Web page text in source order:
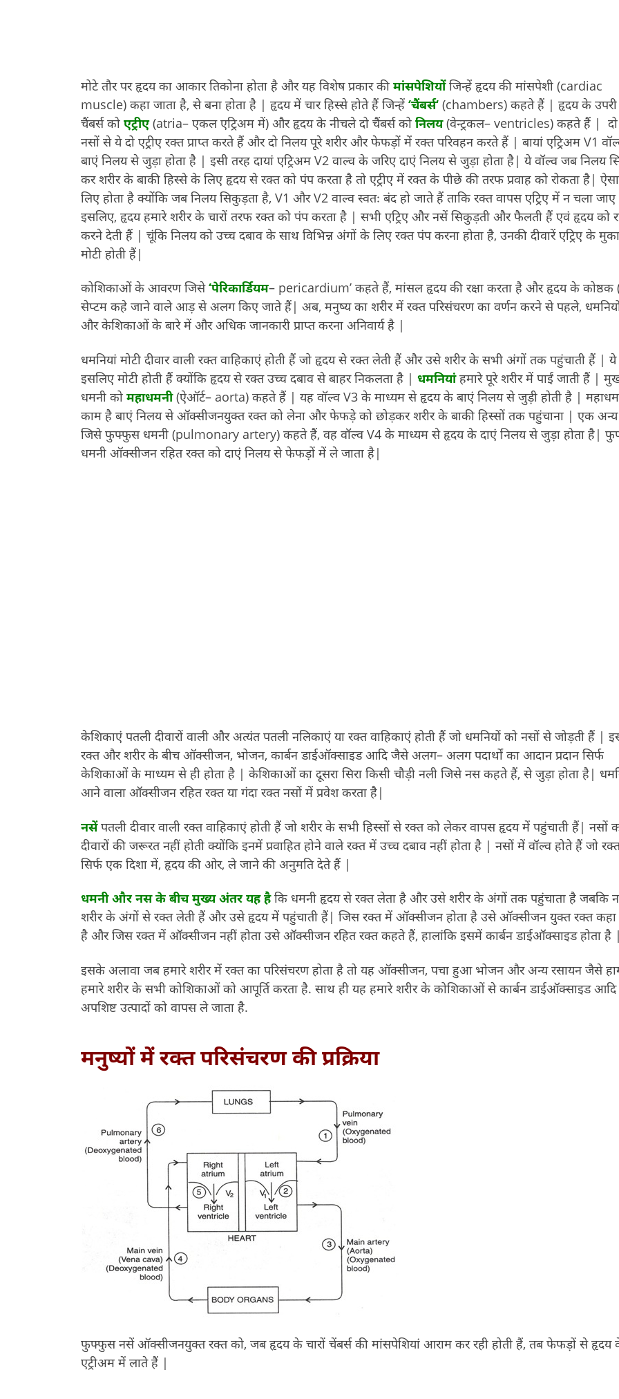
मोटे तौर पर हृदय का आकार तिकोना होता है और यह विशेष प्रकार की मांसपेशियोंजिन्हें हृदय की मांसपेशी (cardiac
muscle) कहा जाता है, से बना होता है | हृदय में चार हिस्से होते हैं जिन्हें ‘चैंबर्स‘ (chambers) कहते हैं | हृदय के उपरी
चैंबर्स को एट्रीए (atria– एकल एट्रिअम में) और हृदय के नीचले दो चैंबर्स को निलय (वेन्ट्रकल– ventricles) कहते हैं | दो
नसों से ये दो एट्रीए रक्त प्राप्त करते हैं और दो निलय पूरे शरीर और फेफड़ों में रक्त परिवहन करते हैं | बायां एट्रिअम V1
बाएं निलय से जुड़ा होता है | इसी तरह दायां एट्रिअम V2 वाल्व के जरिए दाएं निलय से जुड़ा होता है| ये वॉल्व जब निलय
कर शरीर के बाकी हिस्से के लिए हृदय से रक्त को पंप करता है तो एट्रीए में रक्त के पीछे की तरफ प्रवाह को रोकता है|
लिए होता है क्योंकि जब निलय सिकुड़ता है, V1 और V2 वाल्व स्वतः बंद हो जाते हैं ताकि रक्त वापस एट्रिए में न चला
इसलिए, हृदय हमारे शरीर के चारों तरफ रक्त को पंप करता है | सभी एट्रिए और नसें सिकुड़ती और फैलती हैं एवं हृदय को
करने देती हैं | चूंकि निलय को उच्च दबाव के साथ विभिन्न अंगों के लिए रक्त पंप करना होता है, उनकी दीवारें एट्रिए के
मोटी होती हैं|
कोशिकाओं के आवरण जिसे‘पेरिकार्डियम– pericardium’ कहते हैं, मांसल हृदय की रक्षा करता है और हृदय के कोष्ठक
सेप्टम कहे जाने वाले आड़ से अलग किए जाते हैं| अब, मनुष्य का शरीर में रक्त परिसंचरण का वर्णन करने से पहले,
और केशिकाओं के बारे में और अधिक जानकारी प्राप्त करना अनिवार्य है |
धमनियां मोटी दीवार वाली रक्त वाहिकाएं होती हैं जो हृदय से रक्त लेती हैं और उसे शरीर के सभी अंगों तक पहुंचाती हैं | ये
इसलिए मोटी होती हैं क्योंकि हृदय से रक्त उच्च दबाव से बाहर निकलता है | धमनियांहमारे पूरे शरीर में पाईं जाती हैं |
धमनी को महाधमनी(ऐऑर्ट– aorta) कहते हैं | यह वॉल्व V3 के माध्यम से हृदय के बाएं निलय से जुड़ी होती है |
काम है बाएं निलय से ऑक्सीजनयुक्त रक्त को लेना और फेफड़े को छोड़कर शरीर के बाकी हिस्सों तक पहुंचाना | एक
जिसे फुफ्फुस धमनी (pulmonary artery) कहते हैं, वह वॉल्व V4 के माध्यम से हृदय के दाएं निलय से जुड़ा होता है|
धमनी ऑक्सीजन रहित रक्त को दाएं निलय से फेफड़ों में ले जाता है|
केशिकाएं पतली दीवारों वाली और अत्यंत पतली नलिकाएं या रक्त वाहिकाएं होती हैं जो धमनियों को नसों से जोड़ती हैं |
रक्त और शरीर के बीच ऑक्सीजन, भोजन, कार्बन डाईऑक्साइड आदि जैसे अलग– अलग पदार्थों का आदान प्रदान सिर्फ
केशिकाओं के माध्यम से ही होता है | केशिकाओं का दूसरा सिरा किसी चौड़ी नली जिसे नस कहते हैं, से जुड़ा होता है|
आने वाला ऑक्सीजन रहित रक्त या गंदा रक्त नसों में प्रवेश करता है|
नसेंपतली दीवार वाली रक्त वाहिकाएं होती हैं जो शरीर के सभी हिस्सों से रक्त को लेकर वापस हृदय में पहुंचाती हैं| नसों
दीवारों की जरूरत नहीं होती क्योंकि इनमें प्रवाहित होने वाले रक्त में उच्च दबाव नहीं होता है | नसों में वॉल्व होते हैं जो
सिर्फ एक दिशा में, हृदय की ओर, ले जाने की अनुमति देते हैं |
धमनी और नस के बीच मुख्य अंतर यह है कि धमनी हृदय से रक्त लेता है और उसे शरीर के अंगों तक पहुंचाता है जबकि
शरीर के अंगों से रक्त लेती हैं और उसे हृदय में पहुंचाती हैं| जिस रक्त में ऑक्सीजन होता है उसे ऑक्सीजन युक्त रक्त कहा
है और जिस रक्त में ऑक्सीजन नहीं होता उसे ऑक्सीजन रहित रक्त कहते हैं, हालांकि इसमें कार्बन डाईऑक्साइड होता है |
इसके अलावा जब हमारे शरीर में रक्त का परिसंचरण होता है तो यह ऑक्सीजन, पचा हुआ भोजन और अन्य रसायन जैसे
हमारे शरीर के सभी कोशिकाओं को आपूर्ति करता है. साथ ही यह हमारे शरीर के कोशिकाओं से कार्बन डाईऑक्साइड
अपशिष्ट उत्पादों को वापस ले जाता है.
मनुष्योंमेंरक्तपरिसंचरणकीप्रक्रिया
फुफ्फुस नसें ऑक्सीजनयुक्त रक्त को, जब हृदय के चारों चेंबर्स की मांसपेशियां आराम कर रही होती हैं, तब फेफड़ों से हृदय
एट्रीअम में लाते हैं |